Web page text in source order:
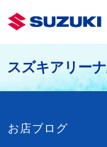
スズキアリー
お店ブログ